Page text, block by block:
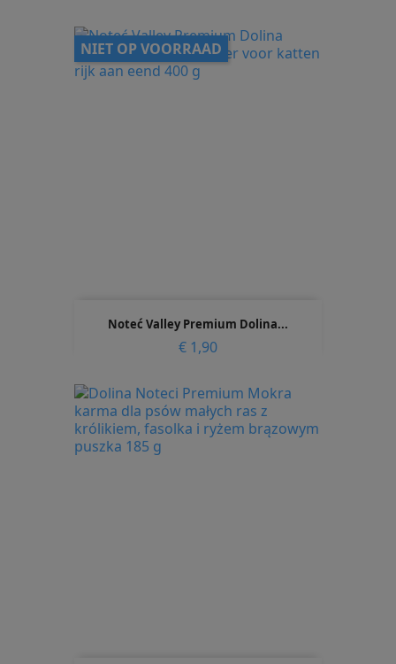
Noteć Valley Premium Dolina...
Prijs
€ 1,90
NIET OP VOORRAAD